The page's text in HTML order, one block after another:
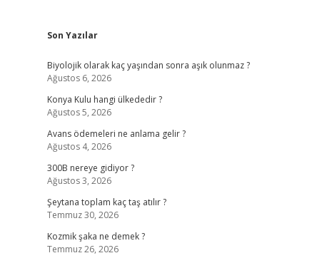
Sidebar
Son Yazılar
Biyolojik olarak kaç yaşından sonra aşık olunmaz ?
Ağustos 6, 2026
Konya Kulu hangi ülkededir ?
Ağustos 5, 2026
Avans ödemeleri ne anlama gelir ?
Ağustos 4, 2026
300B nereye gidiyor ?
Ağustos 3, 2026
Şeytana toplam kaç taş atılır ?
Temmuz 30, 2026
Kozmik şaka ne demek ?
Temmuz 26, 2026